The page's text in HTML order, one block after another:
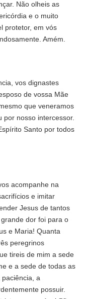
Não olheis as
e o muito
protetor, em vós
Amém.
vos dignastes
de vossa Mãe
que veneramos
por nosso intercessor.
Santo por todos
acompanhe na
e imitar
Jesus de tantos
dor foi para o
e Maria! Quanta
peregrinos
tireis de mim a sede
e a sede de todas as
a
possuir.